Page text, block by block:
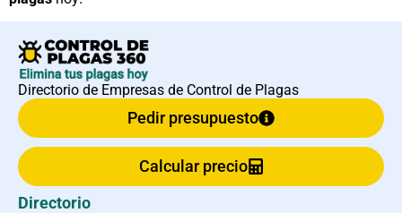
Directorio de Empresas de Control de Plagas
Pedir presupuesto
Calcular precio
Directorio